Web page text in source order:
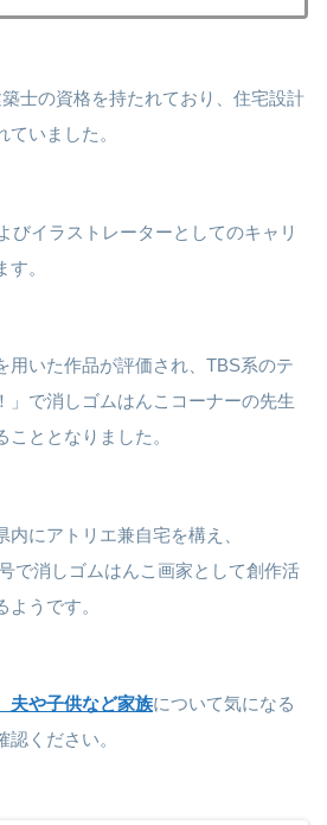
士の資格を持たれており、住宅設計
いました。
びイラストレーターとしてのキャリ
。
用いた作品が評価され、TBS系のテ
」で消しゴムはんこコーナーの先生
ととなりました。
にアトリエ兼自宅を構え、
で消しゴムはんこ画家として創作活
うです。
夫や子供など家族について気になる
ください。